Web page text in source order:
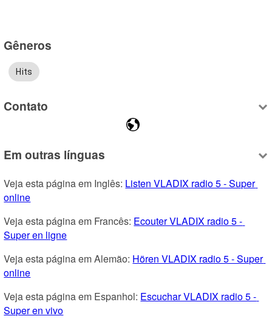
Gêneros
Hits
Contato
Em outras línguas
Veja esta página em Inglês: Listen VLADIX radio 5 - Super
online
Veja esta página em Francês: Ecouter VLADIX radio 5 -
Super en ligne
Veja esta página em Alemão: Hören VLADIX radio 5 - Super
online
Veja esta página em Espanhol: Escuchar VLADIX radio 5 -
Super en vivo